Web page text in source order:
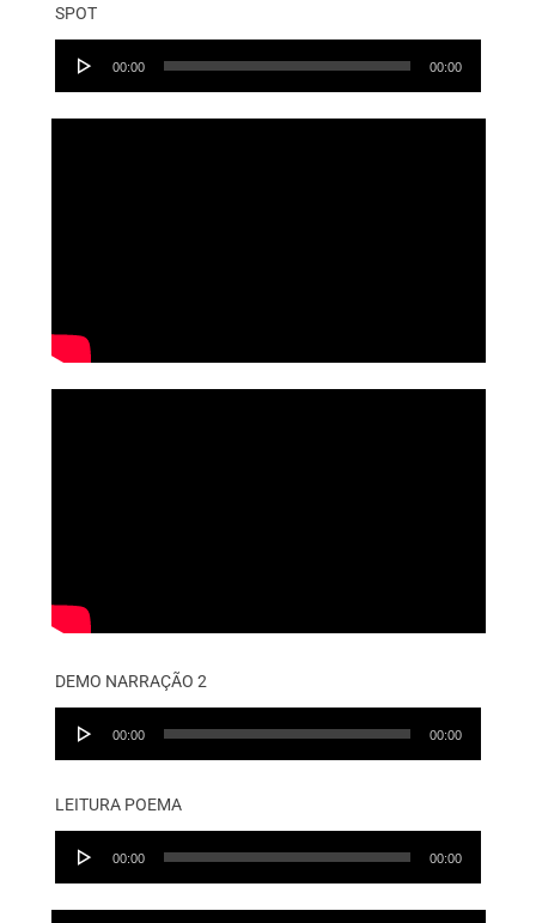
SPOT
Audio
00:00 00:00
DEMO NARRAÇÃO 2
Audio
00:00 00:00
LEITURA POEMA
Audio
00:00 00:00